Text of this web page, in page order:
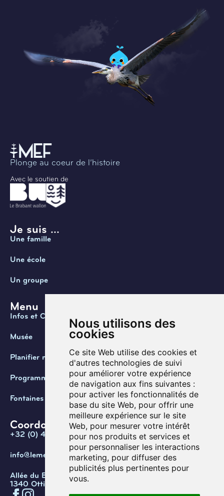
Nous utilisons des
cookies
Ce site Web utilise des cookies et
d'autres technologies de suivi
pour améliorer votre expérience
de navigation aux fins suivantes :
pour activer les fonctionnalités de
base du site Web, pour offrir une
meilleure expérience sur le site
Web, pour mesurer votre intérêt
pour nos produits et services et
pour personnaliser les interactions
marketing, pour diffuser des
publicités plus pertinentes pour
vous.
Plonge au coeur de l’histoire
Avec le soutien de
Je suis ...
Une famille
Une école
Un groupe
Menu
Infos et Contact
Musée
Planifier ma visite
Programmation
Fontaines de Belgique
Coordonnées
+32 (0) 470 / 67.20.55
info@lemef.be
Allée du Bois des Rêves 1,
1340 Ottignies-Louvain-la-Neuve